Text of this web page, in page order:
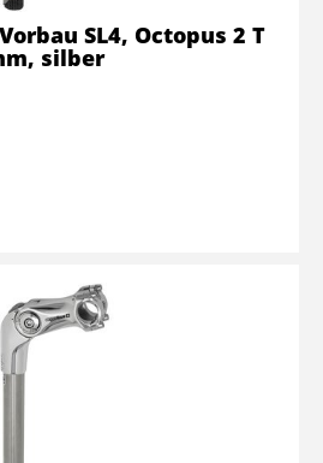
SL4, Octopus 2 T
silber